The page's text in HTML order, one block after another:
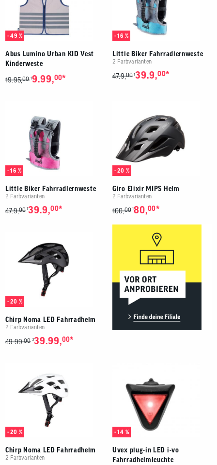
- 49 %
Abus Lumino Urban KID Vest
Kinderweste
19.95,00 19.99,00*
- 16 %
Little Biker Fahrradlernweste
2 Farbvarianten
47.9,00 139.9,00*
- 16 %
Little Biker Fahrradlernweste
2 Farbvarianten
47.9,00 139.9,00*
- 20 %
Giro Elixir MIPS Helm
2 Farbvarianten
100,00 180,00*
- 20 %
Chirp Noma LED Fahrradhelm
2 Farbvarianten
49.99,00 339.99,00*
- 20 %
Chirp Noma LED Fahrradhelm
2 Farbvarianten
- 14 %
Uvex plug-in LED i-vo
Fahrradhelmleuchte